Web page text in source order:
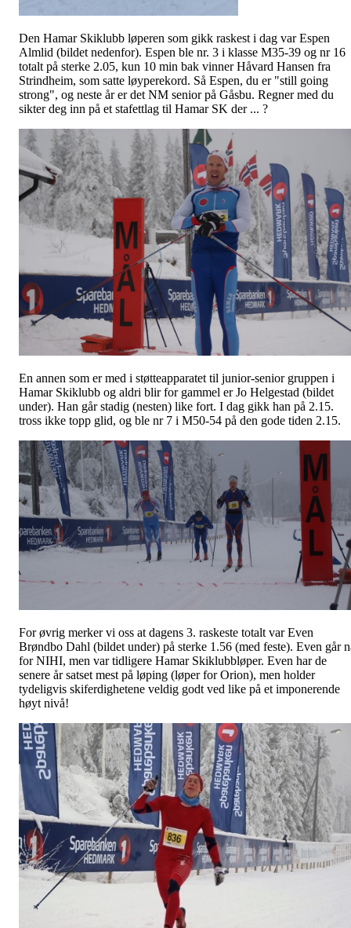
Den Hamar Skiklubb løperen som gikk raskest i dag var Espen
Almlid (bildet nedenfor). Espen ble nr. 3 i klasse M35-39 og nr 16
totalt på sterke 2.05, kun 10 min bak vinner Håvard Hansen fra
Strindheim, som satte løyperekord. Så Espen, du er "still going
strong", og neste år er det NM senior på Gåsbu. Regner med du
sikter deg inn på et stafettlag til Hamar SK der ... ?
En annen som er med i støtteapparatet til junior-senior gruppen i
Hamar Skiklubb og aldri blir for gammel er Jo Helgestad (bildet
under). Han går stadig (nesten) like fort. I dag gikk han på 2.15.
tross ikke topp glid, og ble nr 7 i M50-54 på den gode tiden 2.15.
For øvrig merker vi oss at dagens 3. raskeste totalt var Even
Brøndbo Dahl (bildet under) på sterke 1.56 (med feste). Even går
for NIHI, men var tidligere Hamar Skiklubbløper. Even har de
senere år satset mest på løping (løper for Orion), men holder
tydeligvis skiferdighetene veldig godt ved like på et imponerende
høyt nivå!